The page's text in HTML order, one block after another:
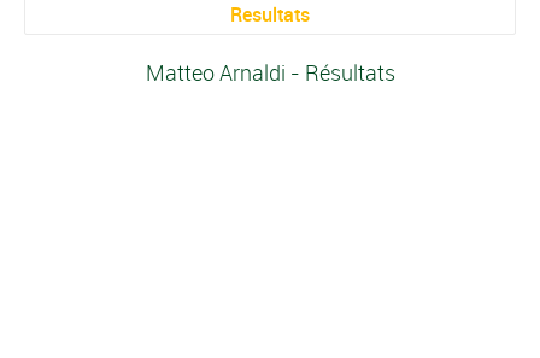
Resultats
Matteo Arnaldi - Résultats